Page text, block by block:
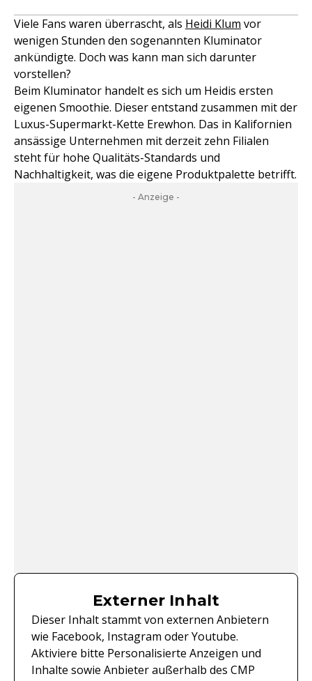
Viele Fans waren überrascht, als Heidi Klum vor
wenigen Stunden den sogenannten Kluminator
ankündigte. Doch was kann man sich darunter
vorstellen?
Beim Kluminator handelt es sich um Heidis ersten
eigenen Smoothie. Dieser entstand zusammen mit der
Luxus-Supermarkt-Kette Erewhon. Das in Kalifornien
ansässige Unternehmen mit derzeit zehn Filialen
steht für hohe Qualitäts-Standards und
Nachhaltigkeit, was die eigene Produktpalette betrifft.
- Anzeige -
Externer Inhalt
Dieser Inhalt stammt von externen Anbietern
wie Facebook, Instagram oder Youtube.
Aktiviere bitte Personalisierte Anzeigen und
Inhalte sowie Anbieter außerhalb des CMP